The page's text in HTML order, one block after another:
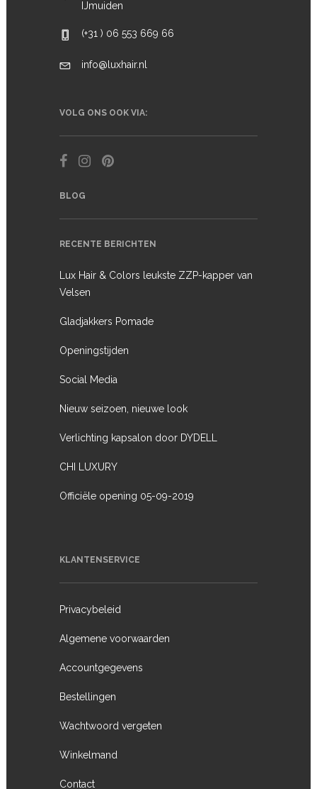
IJmuiden
(+31 ) 06 553 669 66
info@luxhair.nl
VOLG ONS OOK VIA:
BLOG
RECENTE BERICHTEN
Lux Hair & Colors leukste ZZP-kapper van
Velsen
Gladjakkers Pomade
Openingstijden
Social Media
Nieuw seizoen, nieuwe look
Verlichting kapsalon door DYDELL
CHI LUXURY
Officiële opening 05-09-2019
KLANTENSERVICE
Privacybeleid
Algemene voorwaarden
Accountgegevens
Bestellingen
Wachtwoord vergeten
Winkelmand
Contact